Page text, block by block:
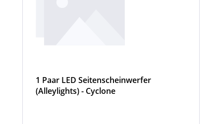
1 Paar LED Seitenscheinwerfer
(Alleylights) - Cyclone